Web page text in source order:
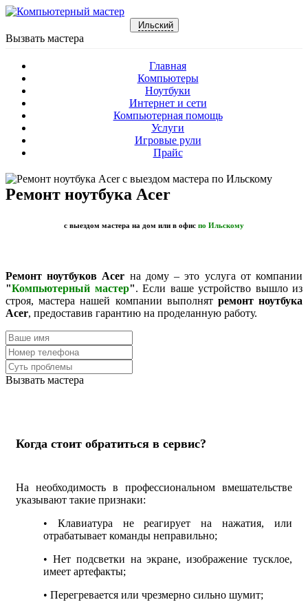
Ильский
Вызвать мастера
Главная
Компьютеры
Ноутбуки
Интернет и сети
Компьютерная помощь
Услуги
Игровые рули
Прайс
Ремонт ноутбука Acer
с выездом мастера на дом или в офис по Ильскому
Ремонт ноутбуков Acer на дому – это услуга от компании
"Компьютерный мастер". Если ваше устройство вышло из
строя, мастера нашей компании выполнят ремонт ноутбука
Acer, предоставив гарантию на проделанную работу.
Вызвать мастера
Когда стоит обратиться в сервис?
На необходимость в профессиональном вмешательстве
указывают такие признаки:
• Клавиатура не реагирует на нажатия, или
отрабатывает команды неправильно;
• Нет подсветки на экране, изображение тусклое,
имеет артефакты;
• Перегревается или чрезмерно сильно шумит;